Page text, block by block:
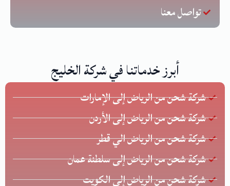
تواصل معنا
أبرز خدماتنا في شركة الخليج
شركة شحن من الرياض إلى الإمارات
شركة شحن من الرياض إلى الأردن
شركة شحن من الرياض الي قطر
شركة شحن من الرياض إلى سلطنة عمان
شركة شحن من الرياض إلى الكويت